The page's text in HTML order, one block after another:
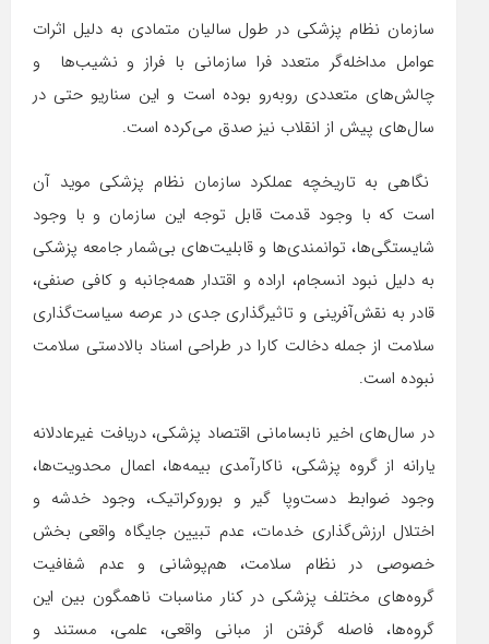
سازمان نظام پزشکی در طول سالیان متمادی به دلیل اثرات
عوامل مداخله‌گر متعدد فرا سازمانی با فراز و نشیب‌ها و
چالش‌های متعددی روبه‌رو بوده است و این سناریو حتی در
سال‌های پیش از انقلاب نیز صدق می‌‌کرده است.
نگاهی به تاریخچه عملکرد سازمان نظام پزشکی موید آن
است که با وجود قدمت قابل توجه این سازمان و با وجود
شایستگی‌ها، توانمندی‌ها و قابلیت‌های بی‌شمار جامعه پزشکی
به دلیل نبود انسجام، اراده و اقتدار همه‌جانبه و کافی صنفی،
قادر به نقش‌آفرینی و تاثیرگذاری جدی در عرصه سیاست‌گذاری
سلامت از جمله دخالت کارا در طراحی اسناد بالادستی سلامت
نبوده‌ است.
در سال‌های اخیر نابسامانی اقتصاد پزشکی، دریافت غیرعادلانه
یارانه از گروه پزشکی، ناکارآمدی بیمه‌ها، اعمال محدویت‌ها،
وجود ضوابط دست‌وپا گیر و بوروکراتیک، وجود خدشه و
اختلال ارزش‌گذاری خدمات، عدم تبیین جایگاه واقعی بخش
خصوصی در نظام سلامت، هم‌پوشانی و عدم شفافیت‌
گروه‌های مختلف پزشکی در کنار مناسبات ناهمگون بین این
گروه‌ها، فاصله گرفتن از مبانی واقعی، علمی، مستند و